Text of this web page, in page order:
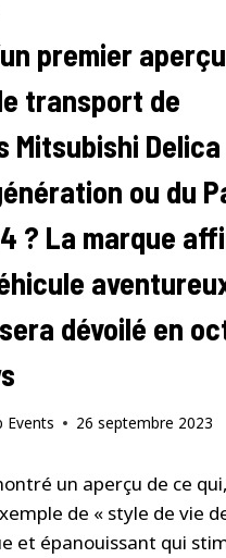
premier
transport de
Mitsubishi Delica
ou du
? La marque
dévoilé en
Events 26 septembre 2023
un aperçu de ce
de « style de vie
et épanouissant qui